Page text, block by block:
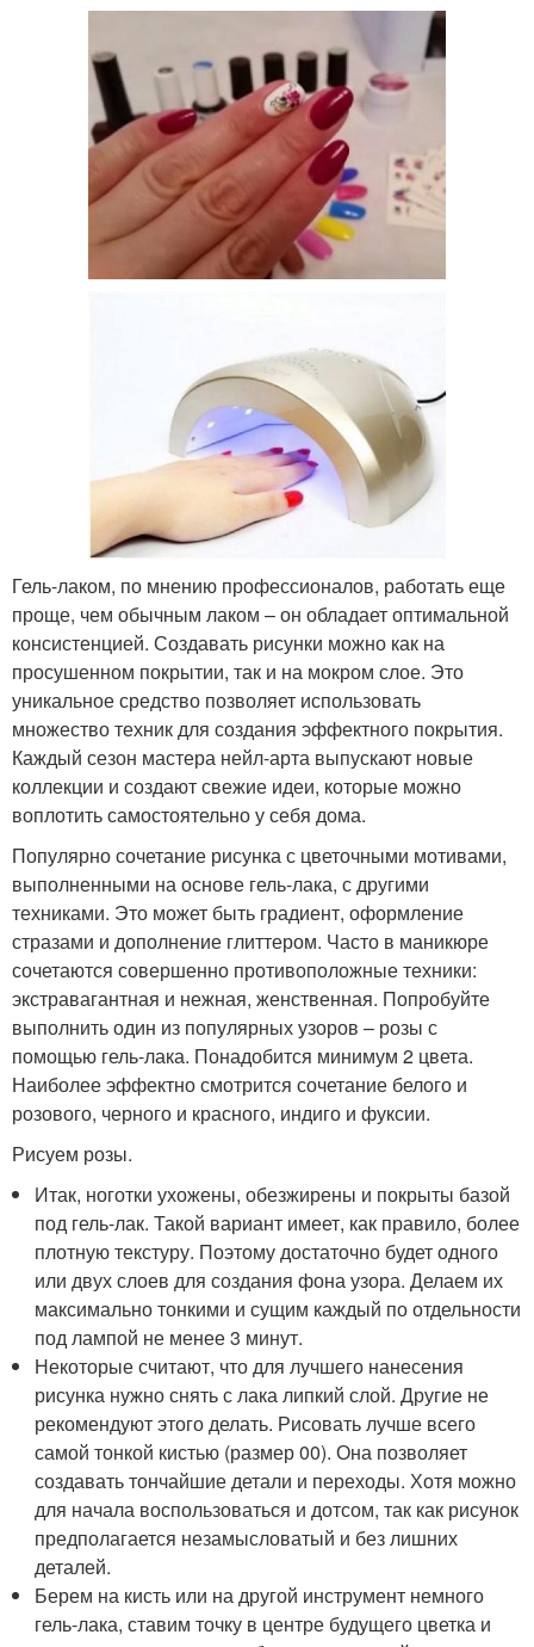
Гель-лаком, по мнению профессионалов, работать еще
проще, чем обычным лаком – он обладает оптимальной
консистенцией. Создавать рисунки можно как на
просушенном покрытии, так и на мокром слое. Это
уникальное средство позволяет использовать
множество техник для создания эффектного покрытия.
Каждый сезон мастера нейл-арта выпускают новые
коллекции и создают свежие идеи, которые можно
воплотить самостоятельно у себя дома.
Популярно сочетание рисунка с цветочными мотивами,
выполненными на основе гель-лака, с другими
техниками. Это может быть градиент, оформление
стразами и дополнение глиттером. Часто в маникюре
сочетаются совершенно противоположные техники:
экстравагантная и нежная, женственная. Попробуйте
выполнить один из популярных узоров – розы с
помощью гель-лака. Понадобится минимум 2 цвета.
Наиболее эффектно смотрится сочетание белого и
розового, черного и красного, индиго и фуксии.
Рисуем розы.
Итак, ноготки ухожены, обезжирены и покрыты базой
под гель-лак. Такой вариант имеет, как правило, более
плотную текстуру. Поэтому достаточно будет одного
или двух слоев для создания фона узора. Делаем их
максимально тонкими и сущим каждый по отдельности
под лампой не менее 3 минут.
Некоторые считают, что для лучшего нанесения
рисунка нужно снять с лака липкий слой. Другие не
рекомендуют этого делать. Рисовать лучше всего
самой тонкой кистью (размер 00). Она позволяет
создавать тончайшие детали и переходы. Хотя можно
для начала воспользоваться и дотсом, так как рисунок
предполагается незамысловатый и без лишних
деталей.
Берем на кисть или на другой инструмент немного
гель-лака, ставим точку в центре будущего цветка и